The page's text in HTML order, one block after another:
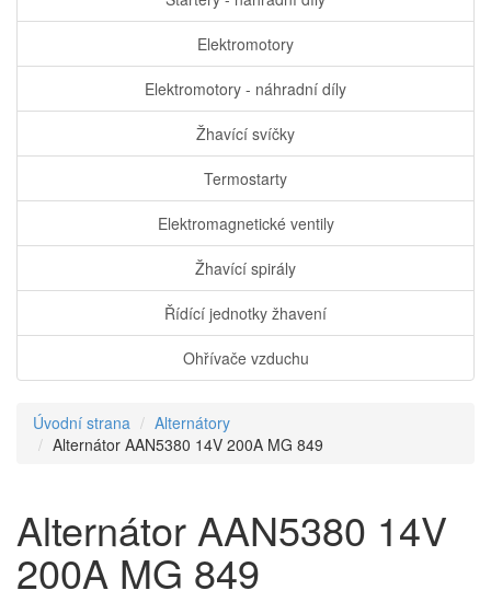
Elektromotory
Elektromotory - náhradní díly
Žhavící svíčky
Termostarty
Elektromagnetické ventily
Žhavící spirály
Řídící jednotky žhavení
Ohřívače vzduchu
Úvodní strana
Alternátory
Alternátor AAN5380 14V 200A MG 849
Alternátor AAN5380 14V
200A MG 849